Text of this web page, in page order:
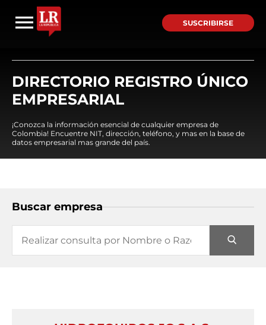
SUSCRIBIRSE
DIRECTORIO REGISTRO ÚNICO
EMPRESARIAL
¡Conozca la información esencial de cualquier empresa de
Colombia! Encuentre NIT, dirección, teléfono, y mas en la base de
datos empresarial mas grande del país.
Buscar empresa